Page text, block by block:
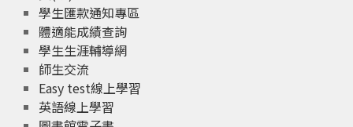
學生匯款通知專區
體適能成績查詢
學生生涯輔導網
師生交流
Easy test線上學習
英語線上學習